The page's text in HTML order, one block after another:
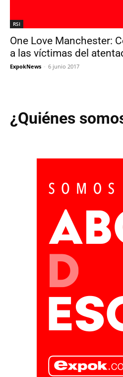
RSI
One Love Manchester:
a las víctimas del
ExpokNews - 6 junio 2017
¿Quiénes